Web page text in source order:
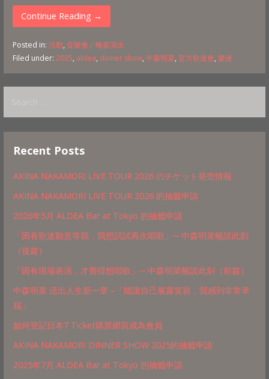
Continue Reading →
Posted in: 活動, 音樂會／晚宴演出
Filed under: 2025, aldea, dinner show, 中森明菜, 官方歌迷會, 樂迷
Recent Posts
AKINA NAKAMORI LIVE TOUR 2026 のチケット発売情報
AKINA NAKAMORI LIVE TOUR 2026 的抽籤申請
2026年5月 ALDEA Bar at Tokyo 的抽籤申請
「因有歌迷願意等我，我想試試再次唱歌」─ 中森明菜暢談此刻
（後篇）
「因有現場表演，才覺得想唱歌」─ 中森明菜暢談此刻（前篇）
中森明菜 活出人生新一章 –「能讓自己展露笑容，我感到非常幸
福」
如何登記日本7 Ticket購票網頁成為會員
AKINA NAKAMORI DINNER SHOW 2025的抽籤申請
2025年7月 ALDEA Bar at Tokyo 的抽籤申請